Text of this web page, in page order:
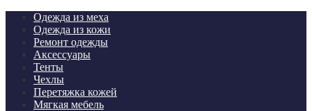
Одежда из меха
Одежда из кожи
Ремонт одежды
Аксессуары
Тенты
Чехлы
Перетяжка кожей
Мягкая мебель